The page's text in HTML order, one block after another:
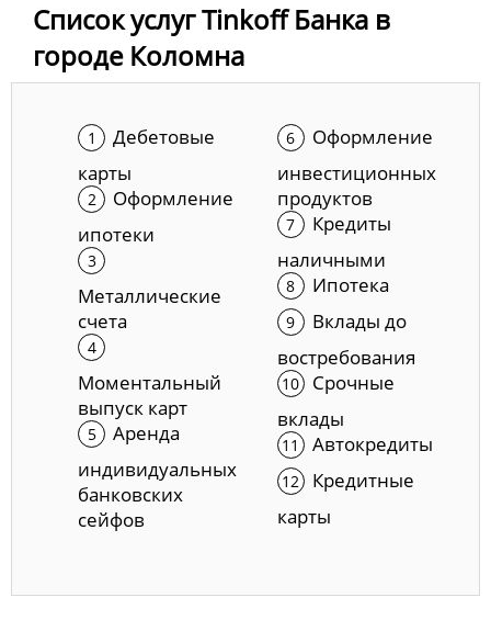
Список услуг Tinkoff Банка в
городе Коломна
Дебетовые
карты
Оформление
ипотеки
Металлические
счета
Моментальный
выпуск карт
Аренда
индивидуальных
банковских
сейфов
Оформление
инвестиционных
продуктов
Кредиты
наличными
Ипотека
Вклады до
востребования
Срочные
вклады
Автокредиты
Кредитные
карты